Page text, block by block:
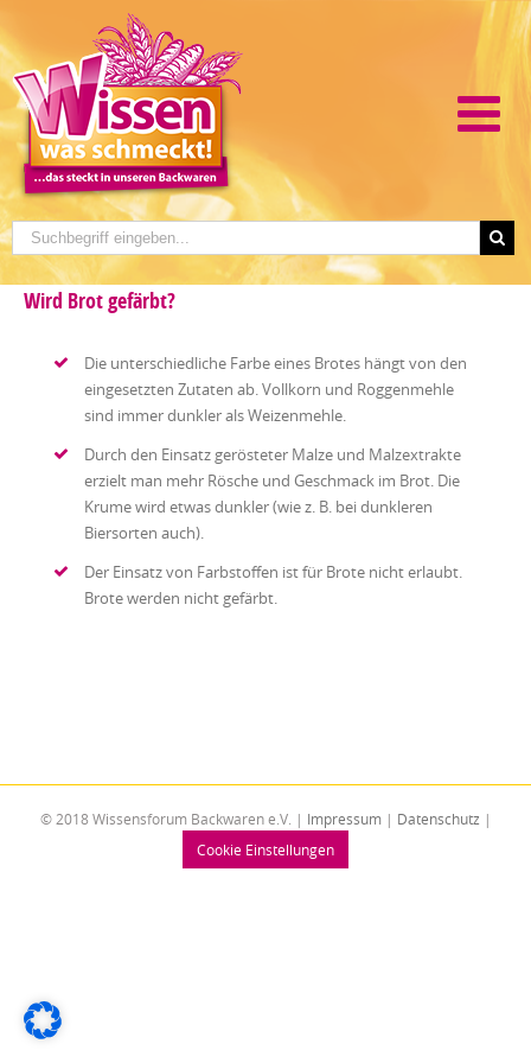
Wird Brot gefärbt?
Die unterschiedliche Farbe eines Brotes hängt von den
eingesetzten Zutaten ab. Vollkorn und Roggenmehle
sind immer dunkler als Weizenmehle.
Durch den Einsatz gerösteter Malze und Malzextrakte
erzielt man mehr Rösche und Geschmack im Brot. Die
Krume wird etwas dunkler (wie z. B. bei dunkleren
Biersorten auch).
Der Einsatz von Farbstoffen ist für Brote nicht erlaubt.
Brote werden nicht gefärbt.
© 2018 Wissensforum Backwaren e.V. | Impressum| Datenschutz |
Cookie Einstellungen